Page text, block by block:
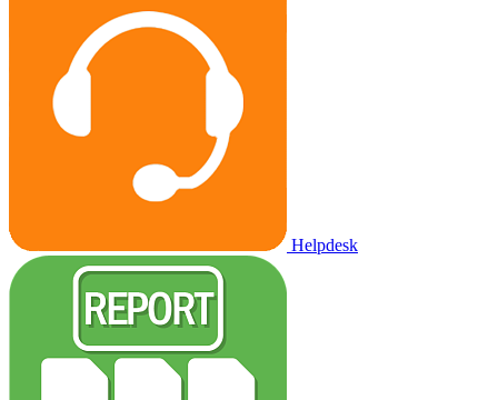
Helpdesk